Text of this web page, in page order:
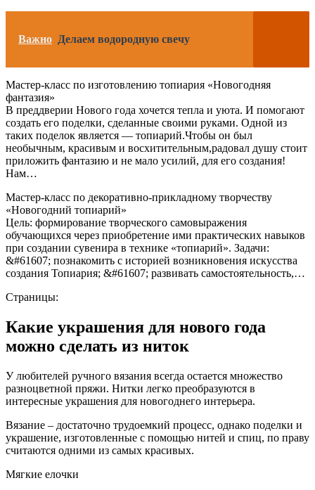
Важно Делаем водородную свечу
Мастер-класс по изготовлению топиария «Новогодняя
фантазия»
В преддверии Нового года хочется тепла и уюта. И помогают
создать его поделки, сделанные своими руками. Одной из
таких поделок является — топиарий.Чтобы он был
необычным, красивым и восхитительным,радовал душу стоит
приложить фантазию и не мало усилий, для его создания!
Нам…
Мастер-класс по декоративно-прикладному творчеству
«Новогодний топиарий»
Цель: формирование творческого самовыражения
обучающихся через приобретение ими практических навыков
при создании сувенира в технике «топиарий». Задачи:
&#61607; познакомить с историей возникновения искусства
создания Топиария; &#61607; развивать самостоятельность,…
Страницы:
Какие украшения для нового года
можно сделать из ниток
У любителей ручного вязания всегда остается множество
разноцветной пряжи. Нитки легко преобразуются в
интересные украшения для новогоднего интерьера.
Вязание – достаточно трудоемкий процесс, однако поделки и
украшение, изготовленные с помощью нитей и спиц, по праву
считаются одними из самых красивых.
Мягкие елочки